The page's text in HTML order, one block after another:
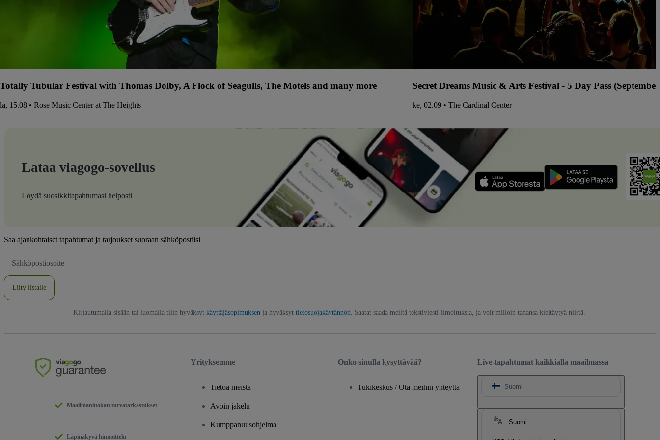
Totally Tubular Festival with Thomas Dolby, A Flock of Seagulls, The Motels and many more
la, 15.08 • Rose Music Center at The Heights
Secret Dreams Music & Arts Festival - 5 Day Pass
ke, 02.09 • The Cardinal Center
Lataa viagogo-sovellus
Löydä suosikkitapahtumasi helposti
Saa ajankohtaiset tapahtumat ja tarjoukset suoraan sähköpostiisi
Liity listalle
Kirjautumalla sisään tai luomalla tilin hyväksyt käyttäjäsopimuksen ja hyväksyt tietosuojakäytännön . Saatat saada meiltä tekstiviesti-ilmoituksia, ja voit milloin tahansa kieltäytyä niistä.
Live-tapahtumat kaikkialla maailmassa
Suomi
Suomi
Maailmanluokan turvatarkastukset
Läpinäkyvä hinnoittelu
Yrityksemme
Tietoa meistä
Avoin jakelu
Kumppanuusohjelma
Onko sinulla kysyttävää?
Tukikeskus / Ota meihin yhteyttä